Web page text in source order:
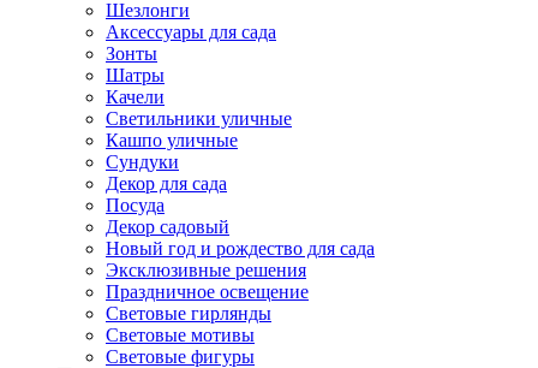
Шезлонги
Аксессуары для сада
Зонты
Шатры
Качели
Cветильники уличные
Кашпо уличные
Сундуки
Декор для сада
Посуда
Декор садовый
Новый год и рождество для сада
Эксклюзивные решения
Праздничное освещение
Световые гирлянды
Световые мотивы
Световые фигуры